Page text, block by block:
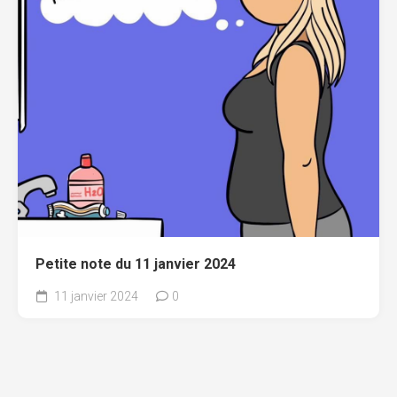
Petite note du 11 janvier 2024
11 janvier 2024 0